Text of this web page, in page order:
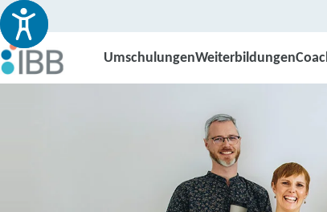
UmschulungenWeiterbildungen